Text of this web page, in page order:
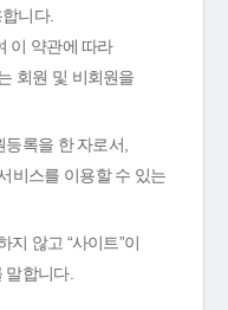
니다.
이 약관에 따라
회원 및 비회원을
등록을 한 자로서,
비스를 이용할 수 있는
지 않고 “사이트”이
합니다.